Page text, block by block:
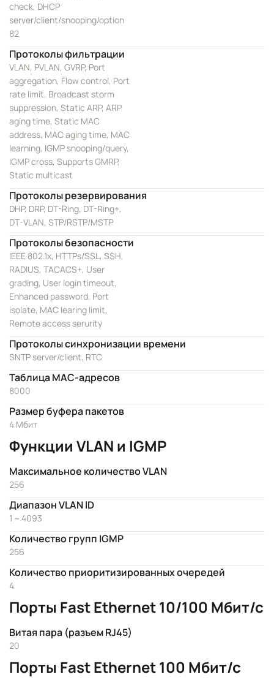
check, DHCP
server/client/snooping/option
82
Протоколы фильтрации
VLAN, PVLAN, GVRP, Port
aggregation, Flow control, Port
rate limit, Broadcast storm
suppression, Static ARP, ARP
aging time, Static MAC
address, MAC aging time, MAC
learning, IGMP snooping/query,
IGMP cross, Supports GMRP,
Static multicast
Протоколы резервирования
DHP, DRP, DT-Ring, DT-Ring+,
DT-VLAN, STP/RSTP/MSTP
Протоколы безопасности
IEEE 802.1x, HTTPs/SSL, SSH,
RADIUS, TACACS+, User
grading, User login timeout,
Enhanced password, Port
isolate, MAC learing limit,
Remote access serurity
Протоколы синхронизации времени
SNTP server/client, RTC
Таблица MAC-адресов
8000
Размер буфера пакетов
4 Мбит
Функции VLAN и IGMP
Максимальное количество VLAN
256
Диапазон VLAN ID
1 ~ 4093
Количество групп IGMP
256
Количество приоритизированных очередей
4
Порты Fast Ethernet 10/100 Мбит/с
Витая пара (разъем RJ45)
20
Порты Fast Ethernet 100 Мбит/с